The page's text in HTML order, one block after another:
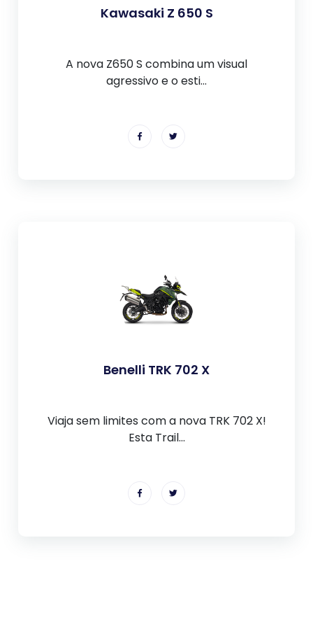
Kawasaki Z 650 S
A nova Z650 S combina um visual
agressivo e o esti...
Benelli TRK 702 X
Viaja sem limites com a nova TRK 702 X!
Esta Trail...